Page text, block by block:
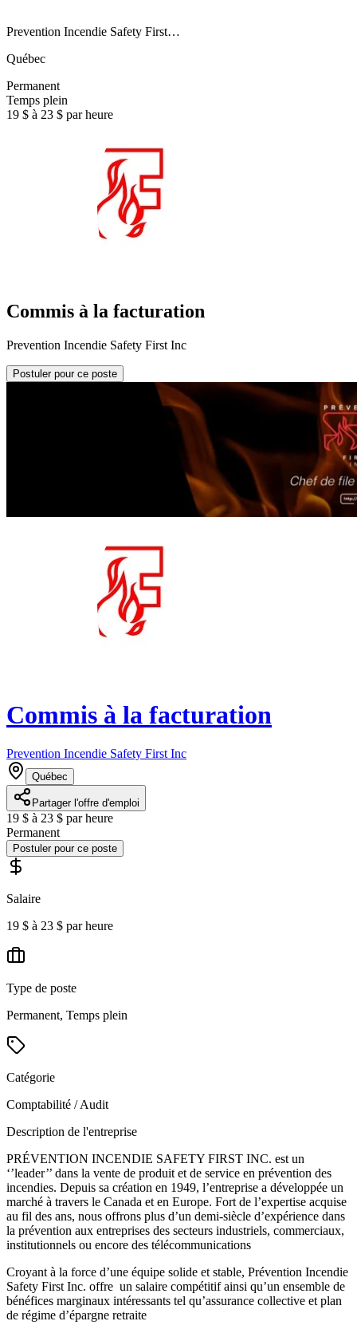
Prevention Incendie Safety First…
Québec
Permanent
Temps plein
19 $ à 23 $ par heure
Commis à la facturation
Prevention Incendie Safety First Inc
Postuler pour ce poste
Commis à la facturation
Prevention Incendie Safety First Inc
Québec
Partager l'offre d'emploi
19 $ à 23 $ par heure
Permanent
Postuler pour ce poste
Salaire
19 $ à 23 $ par heure
Type de poste
Permanent, Temps plein
Catégorie
Comptabilité / Audit
Description de l'entreprise
PRÉVENTION INCENDIE SAFETY FIRST INC. est un
‘’leader’’ dans la vente de produit et de service en prévention des
incendies. Depuis sa création en 1949, l’entreprise a développée un
marché à travers le Canada et en Europe. Fort de l’expertise acquise
au fil des ans, nous offrons plus d’un demi-siècle d’expérience dans
la prévention aux entreprises des secteurs industriels, commerciaux,
institutionnels ou encore des télécommunications
Croyant à la force d’une équipe solide et stable, Prévention Incendie
Safety First Inc. offre un salaire compétitif ainsi qu’un ensemble de
bénéfices marginaux intéressants tel qu’assurance collective et plan
de régime d’épargne retraite